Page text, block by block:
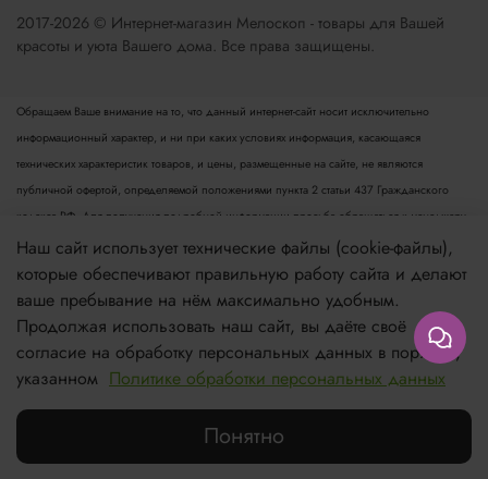
Нет в наличии
2017-2026 © Интернет-магазин Мелоскоп - товары для Вашей
красоты и уюта Вашего дома. Все права защищены.
Обращаем Ваше внимание на то, что данный интернет-сайт носит исключительно
информационный характер, и ни при каких условиях информация, касающаяся
технических характеристик товаров, и цены, размещенные на сайте, не являются
публичной офертой, определяемой положениями пункта 2 статьи 437 Гражданского
кодекса РФ. Для получения подробной информации просьба обращаться к менеджеру.
Опубликованная на данном сайте информация может быть изменена в любое время без
предварительного уведомления.
Если вы заметили ошибку в описании, пожалуйста, сообщите нам по адресу
zakaz@meloskop.ru
Каталог Поиск Корзина
Наш сайт использует технические файлы (cookie-файлы),
которые обеспечивают правильную работу сайта и делают
ваше пребывание на нём максимально удобным.
Продолжая использовать наш сайт, вы даёте своё
согласие на обработку персональных данных в порядке,
указанном Политике обработки персональных данных
Понятно